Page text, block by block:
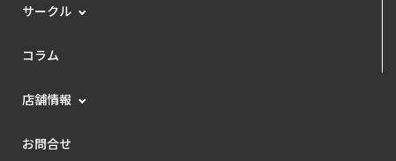
サークル
コラム
店舗情報
お問合せ